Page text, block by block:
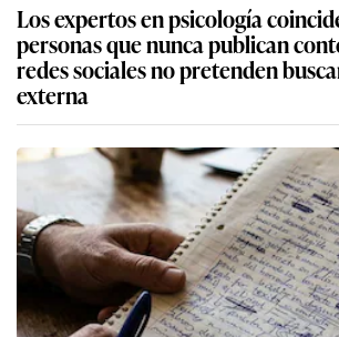
Los expertos en psicología
personas que nunca publican
redes sociales no pretenden
externa